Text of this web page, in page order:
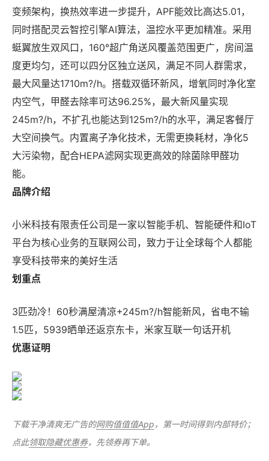
变频架构，换热效率进一步提升，APF能效比高达5.01，
同时搭配灵云智控引擎AI算法，温控水平更加精准。采用
蜓翼放生双风口，160°超广角送风覆盖范围更广，房间温
度更均匀，还可以四分区独立送风，满足不同人群需求，
最大风量达1710m?/h。搭载双循环新风，增氧同时净化室
内空气，甲醛去除率可达96.25%，最大新风量实现
245m?/h，不扩孔也能达到125m?/h的水平，满足客餐厅
大空间换气。内置离子净化技术，无需更换耗材，净化5
大污染物，配合HEPA滤网实现更高效的除菌除甲醛功
能。
品牌介绍
小米科技有限责任公司是一家以智能手机、智能硬件和IoT
平台为核心业务的互联网公司，致力于让全球每个人都能
享受科技带来的美好生活
划重点
3匹劲冷！60秒满屋清凉+245m?/h智能新风，省电不输
1.5匹，5939晒单还返京东卡，米家互联一句话开机
优惠证明
下载干净清爽无广告的网购值值值App ，第一时间得到内部特价；
点此领取隐藏优惠券，先领券再下单。